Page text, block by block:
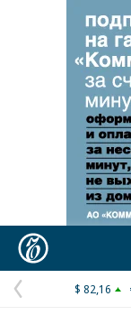
Предыдущая
$ 82,16